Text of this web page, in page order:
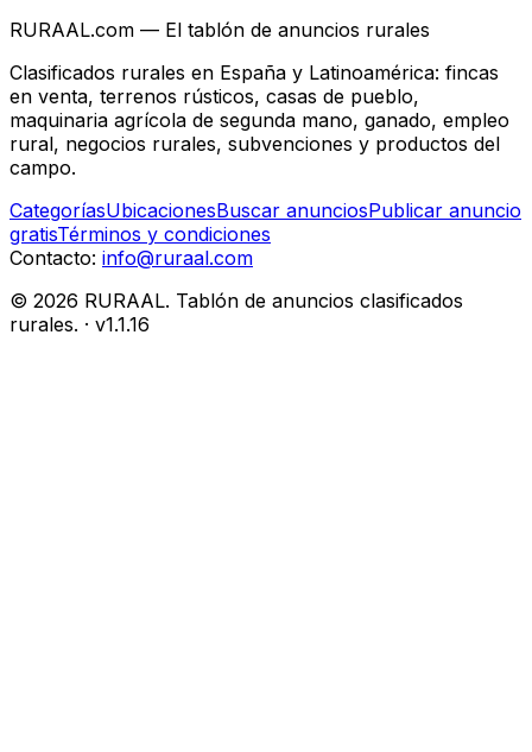
RURAAL.com — El tablón de anuncios rurales
Clasificados rurales en España y Latinoamérica: fincas
en venta, terrenos rústicos, casas de pueblo,
maquinaria agrícola de segunda mano, ganado, empleo
rural, negocios rurales, subvenciones y productos del
campo.
CategoríasUbicacionesBuscar anunciosPublicar anuncio
gratisTérminos y condiciones
Contacto: info@ruraal.com
© 2026 RURAAL. Tablón de anuncios clasificados
rurales. · v1.1.16